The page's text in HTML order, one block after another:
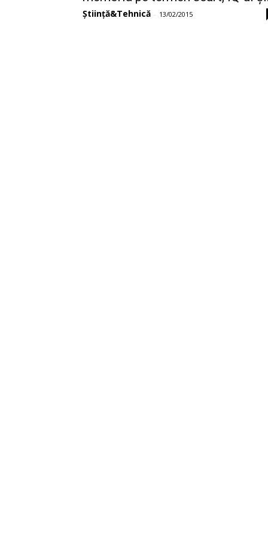
Știință&Tehnică - 13/02/2015